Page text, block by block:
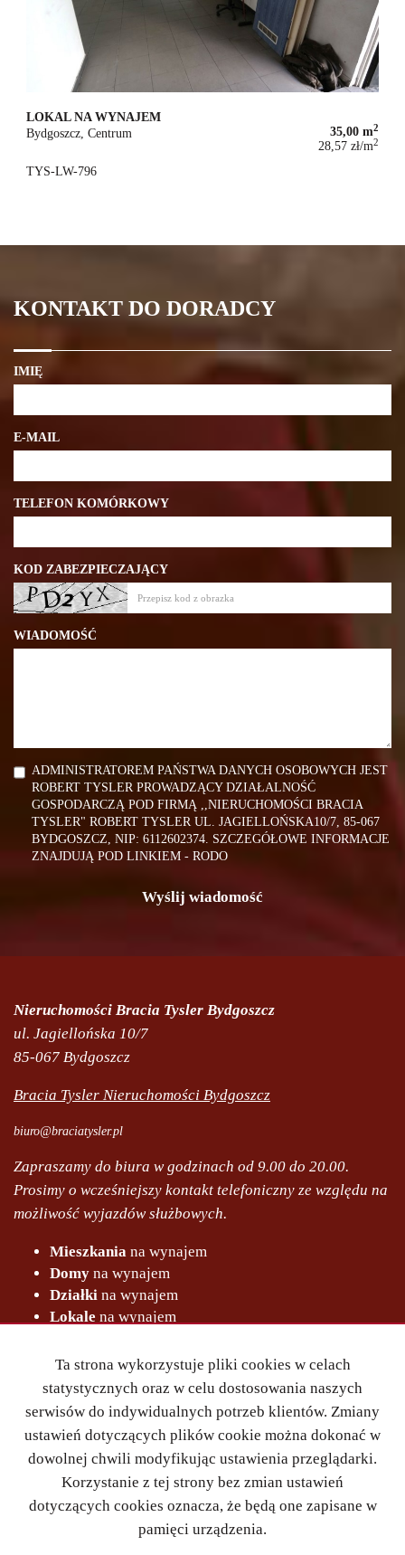
LOKAL NA WYNAJEM
Bydgoszcz, Centrum
35,00 m2
28,57 zł/m2
TYS-LW-796
KONTAKT DO DORADCY
IMIĘ
E-MAIL
TELEFON KOMÓRKOWY
KOD ZABEZPIECZAJĄCY
WIADOMOŚĆ
ADMINISTRATOREM PAŃSTWA DANYCH OSOBOWYCH JEST
ROBERT TYSLER PROWADZĄCY DZIAŁALNOŚĆ
GOSPODARCZĄ POD FIRMĄ ,,NIERUCHOMOŚCI BRACIA
TYSLER" ROBERT TYSLER UL. JAGIELLOŃSKA10/7, 85-067
BYDGOSZCZ, NIP: 6112602374. SZCZEGÓŁOWE INFORMACJE
ZNAJDUJĄ POD LINKIEM - RODO
Nieruchomości Bracia Tysler Bydgoszcz
ul. Jagiellońska 10/7
85-067 Bydgoszcz
Bracia Tysler Nieruchomości Bydgoszcz
biuro@braciatysler.pl
Zapraszamy do biura w godzinach od 9.00 do 20.00.
Prosimy o wcześniejszy kontakt telefoniczny ze względu na
możliwość wyjazdów służbowych.
Mieszkania na wynajem
Domy na wynajem
Działki na wynajem
Lokale na wynajem
Obiektyna wynajem
Mieszkaniana sprzedaż
Domyna sprzedaż
Działkina sprzedaż
Lokalena sprzedaż
Halena sprzedaż
Obiektyna sprzedaż
Ta strona wykorzystuje pliki cookies w celach
statystycznych oraz w celu dostosowania naszych
serwisów do indywidualnych potrzeb klientów. Zmiany
ustawień dotyczących plików cookie można dokonać w
dowolnej chwili modyfikując ustawienia przeglądarki.
Korzystanie z tej strony bez zmian ustawień
dotyczących cookies oznacza, że będą one zapisane w
pamięci urządzenia.